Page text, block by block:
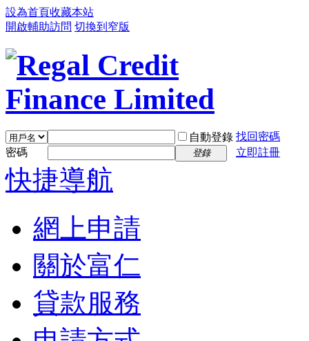
設為首頁收藏本站
開啟輔助訪問 切換到窄版
自動登錄 找回密碼
密碼
登錄 立即註冊
快捷導航
網上申請
關於富仁
貸款服務